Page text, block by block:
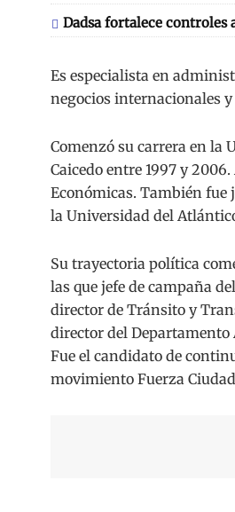
Dadsa fortalece controles
Es especialista en
negocios internacionales
Comenzó su carrera en la
Caicedo entre 1997 y
Económicas. También fue
la Universidad del
Su trayectoria política
las que jefe de campaña
director de Tránsito y
director del
Fue el candidato de
movimiento Fuerza